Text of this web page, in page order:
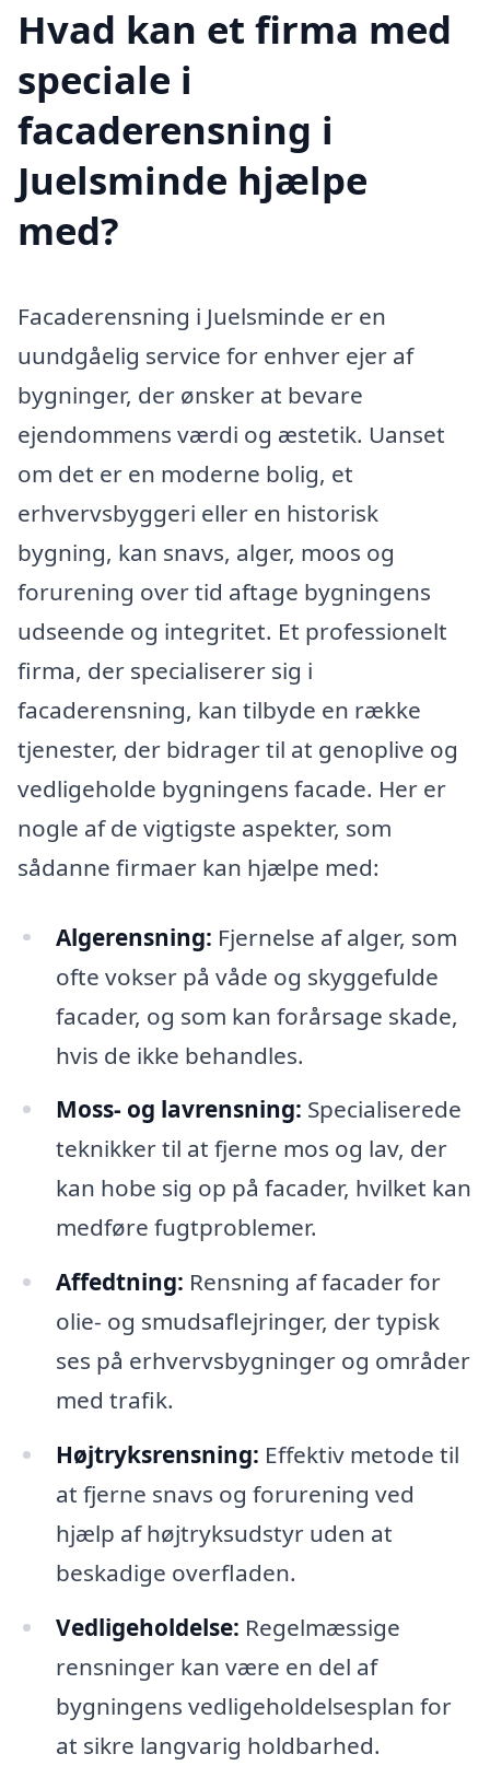
Hvad kan et firma med
speciale i
facaderensning i
Juelsminde hjælpe
med?
Facaderensning i Juelsminde er en
uundgåelig service for enhver ejer af
bygninger, der ønsker at bevare
ejendommens værdi og æstetik. Uanset
om det er en moderne bolig, et
erhvervsbyggeri eller en historisk
bygning, kan snavs, alger, moos og
forurening over tid aftage bygningens
udseende og integritet. Et professionelt
firma, der specialiserer sig i
facaderensning, kan tilbyde en række
tjenester, der bidrager til at genoplive og
vedligeholde bygningens facade. Her er
nogle af de vigtigste aspekter, som
sådanne firmaer kan hjælpe med:
Algerensning: Fjernelse af alger, som
ofte vokser på våde og skyggefulde
facader, og som kan forårsage skade,
hvis de ikke behandles.
Moss- og lavrensning: Specialiserede
teknikker til at fjerne mos og lav, der
kan hobe sig op på facader, hvilket kan
medføre fugtproblemer.
Affedtning: Rensning af facader for
olie- og smudsaflejringer, der typisk
ses på erhvervsbygninger og områder
med trafik.
Højtryksrensning: Effektiv metode til
at fjerne snavs og forurening ved
hjælp af højtryksudstyr uden at
beskadige overfladen.
Vedligeholdelse: Regelmæssige
rensninger kan være en del af
bygningens vedligeholdelsesplan for
at sikre langvarig holdbarhed.